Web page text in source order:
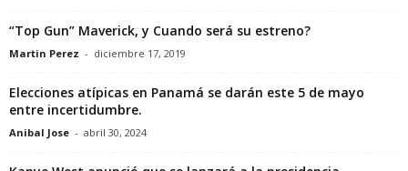
“Top Gun” Maverick, y Cuando será su estreno?
Martin Perez - diciembre 17, 2019
Elecciones atípicas en Panamá se darán este 5 de mayo
entre incertidumbre.
Anibal Jose - abril 30, 2024